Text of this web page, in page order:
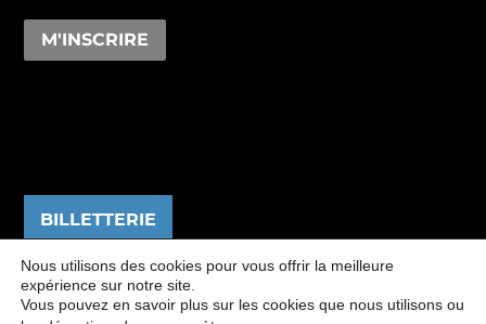
BILLETTERIE
Nous utilisons des cookies pour vous offrir la meilleure
expérience sur notre site.
Vous pouvez en savoir plus sur les cookies que nous utilisons ou